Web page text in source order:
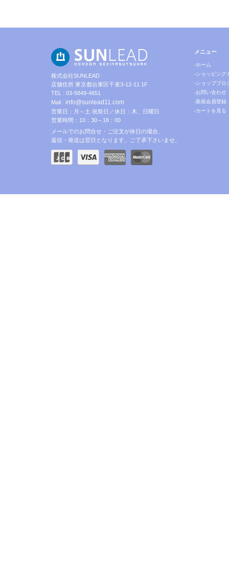
株式会社SUNLEAD
店舗住所 東京都台東区千束3-12-11 1F
TEL : 03-5849-4651
Mail : info@sunlead11.com
営業日：月～土 祝祭日／休日：木、日曜日
営業時間：10：30～18：00
メールでのお問合せ・ご注文が休日の場合、
返信・発送は翌日となります。ご了承下さいませ。
メニュー
-ホーム
-ショッピング
-ショップブロ
-お問い合わせ
-新規会員登録
-カートを見る